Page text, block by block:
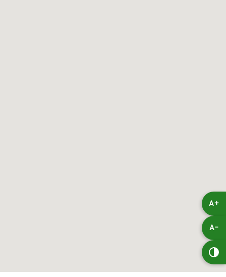
A+
A-